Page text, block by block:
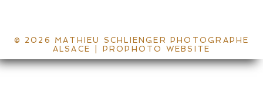
© 2026 MATHIEU SCHLIENGER PHOTOGRAPHE
ALSACE
PROPHOTO WEBSITE